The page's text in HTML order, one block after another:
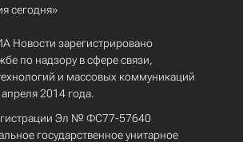
сегодня»
Новости зарегистрировано
по надзору в сфере связи,
и массовых коммуникаций
2014 года.
Эл № ФС77-57640
государственное унитарное